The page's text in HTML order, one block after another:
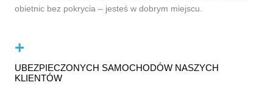
obietnic bez pokrycia – jesteś w dobrym miejscu.
+
UBEZPIECZONYCH SAMOCHODÓW NASZYCH
KLIENTÓW